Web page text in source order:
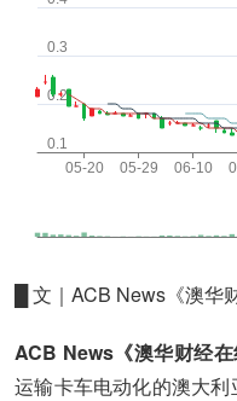
█ 文｜ACB News《澳华
ACB News《澳华财经在
运输卡车电动化的澳大